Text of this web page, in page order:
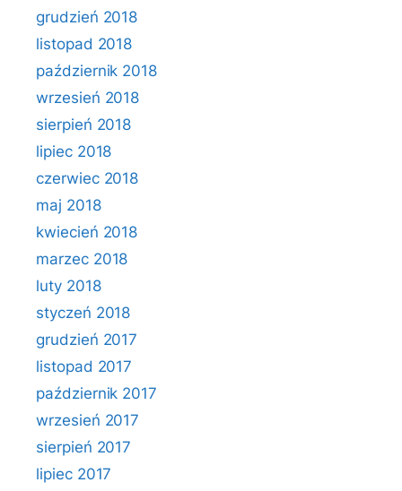
grudzień 2018
listopad 2018
październik 2018
wrzesień 2018
sierpień 2018
lipiec 2018
czerwiec 2018
maj 2018
kwiecień 2018
marzec 2018
luty 2018
styczeń 2018
grudzień 2017
listopad 2017
październik 2017
wrzesień 2017
sierpień 2017
lipiec 2017